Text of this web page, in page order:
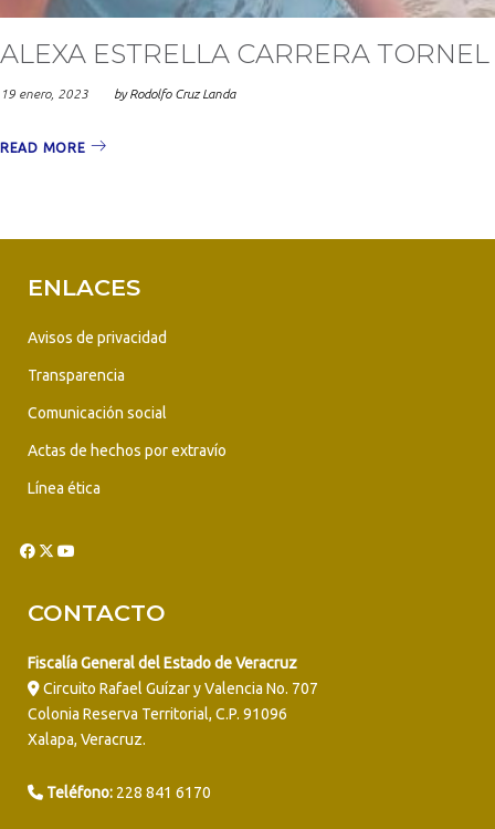
ALEXA ESTRELLA CARRERA TORNEL
19 enero, 2023 byRodolfo Cruz Landa
READ MORE
ENLACES
Avisos de privacidad
Transparencia
Comunicación social
Actas de hechos por extravío
Línea ética
CONTACTO
Fiscalía General del Estado de Veracruz
Circuito Rafael Guízar y Valencia No. 707
Colonia Reserva Territorial, C.P. 91096
Xalapa, Veracruz.
Teléfono: 228 841 6170